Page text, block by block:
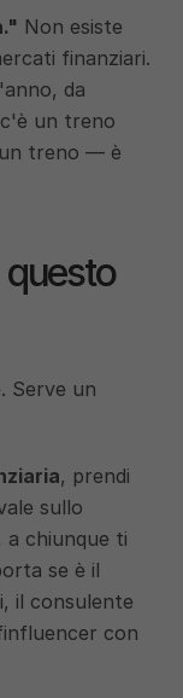
Non esiste
finanziari.
da
un treno
treno — è
Serve un
, prendi
sullo
a chiunque ti
se è il
il consulente
con